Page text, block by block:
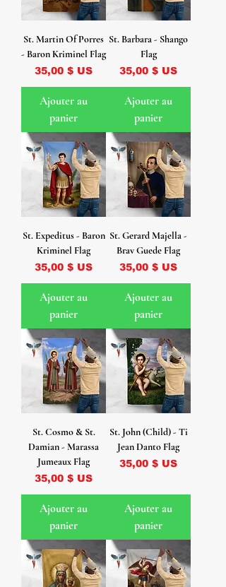
St. Martin Of Porres
- Baron Kriminel Flag
Prix
35,00 $ US
Ajouter au
panier
St. Barbara - Shango
Flag
Prix
35,00 $ US
Ajouter au
panier
St. Expeditus - Baron
Kriminel Flag
Prix
35,00 $ US
Ajouter au
panier
St. Gerard Majella -
Brav Guede Flag
Prix
35,00 $ US
Ajouter au
panier
St. Cosmo & St.
Damian - Marassa
Jumeaux Flag
Prix
35,00 $ US
Ajouter au
panier
St. John (Child) - Ti
Jean Danto Flag
Prix
35,00 $ US
Ajouter au
panier